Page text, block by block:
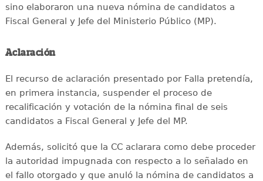
sino elaboraron una nueva nómina de candidatos a
Fiscal General y Jefe del Ministerio Público (MP).
Aclaración
El recurso de aclaración presentado por Falla pretendía,
en primera instancia, suspender el proceso de
recalificación y votación de la nómina final de seis
candidatos a Fiscal General y Jefe del MP.
Además, solicitó que la CC aclarara como debe proceder
la autoridad impugnada con respecto a lo señalado en
el fallo otorgado y que anuló la nómina de candidatos a